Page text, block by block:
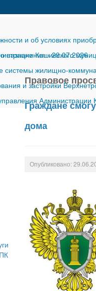
и об условиях
назначения-29.07.2026
Кашинского
системы жилищно-
и застройки
Администрации
Правовое
Граждане
дома
Опубликовано: